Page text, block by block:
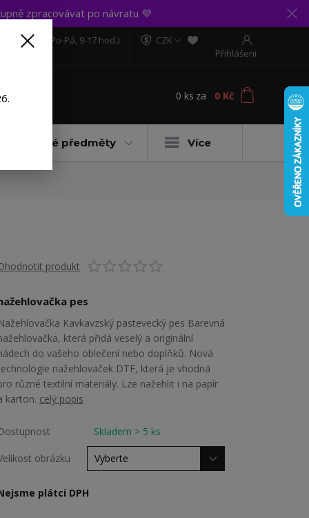
zpracovávat po návratu 💜
CZK
Přihlášení
888 281 (Po-Pá, 9-17 hod.)
0 ks za 0 Kč
Dárkové předměty Více
produkt
pes
Kavkavzský pastevecký pes Barevná
která přidá veselý a originální
do vašeho oblečení nebo doplňků. Nová
nažehlovaček DTF, která je vhodná
různé textilní materiály. Lze nažehlit i na papír
karton. celý popis
Skladem > 5 ks
obrázku
plátci DPH